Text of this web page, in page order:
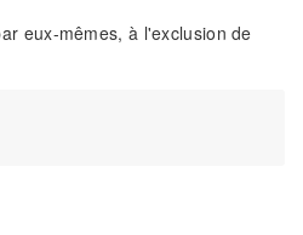
eux-mêmes, à l'exclusion de